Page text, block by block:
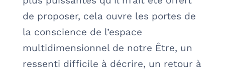
de proposer, cela ouvre les portes de
la conscience de l’espace
multidimensionnel de notre Être, un
ressenti difficile à décrire, un retour à